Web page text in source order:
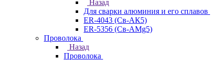
Назад
Для сварки алюминия и его сплавов
ER-4043 (Св-АК5)
ER-5356 (Св-АМg5)
Проволока
Назад
Проволока